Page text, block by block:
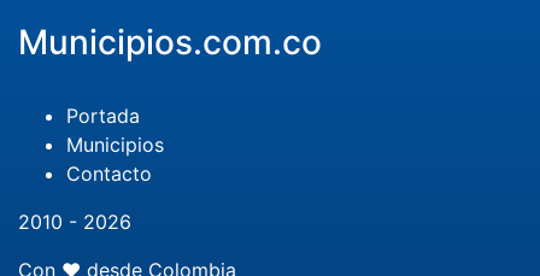
Municipios.com.co
Portada
Municipios
Contacto
2010 - 2026
Con ❤️ desde Colombia